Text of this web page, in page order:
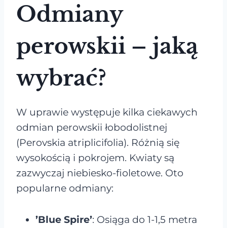
Odmiany
perowskii – jaką
wybrać?
W uprawie występuje kilka ciekawych
odmian perowskii łobodolistnej
(Perovskia atriplicifolia). Różnią się
wysokością i pokrojem. Kwiaty są
zazwyczaj niebiesko-fioletowe. Oto
popularne odmiany:
’Blue Spire’: Osiąga do 1-1,5 metra